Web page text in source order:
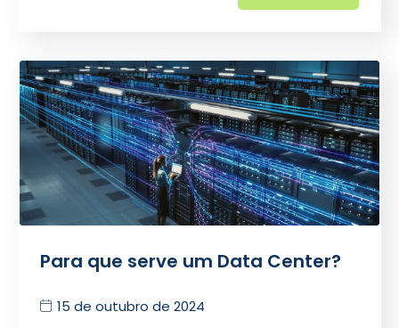
Para que serve um Data Center?
15 de outubro de 2024